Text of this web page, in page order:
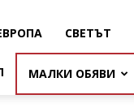
СВЕТЪТ
МАЛКИ ОБЯВИ